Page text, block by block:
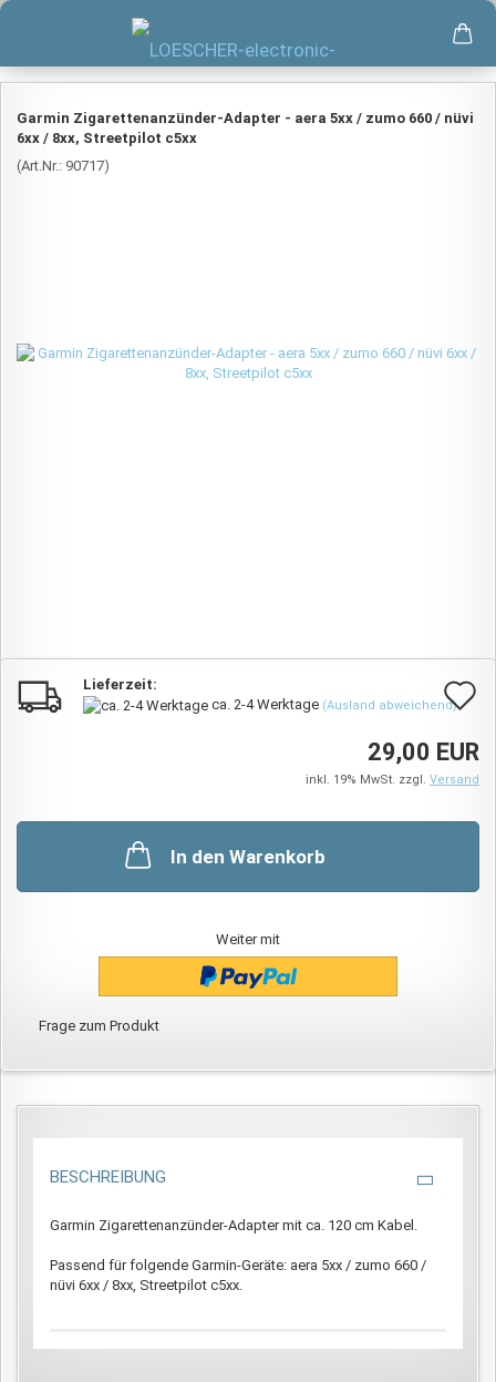
Garmin Zigarettenanzünder-Adapter - aera 5xx / zumo 660 / nüvi
6xx / 8xx, Streetpilot c5xx
(Art.Nr.: 90717)
Lieferzeit:
ca. 2-4 Werktage (Ausland abweichend)
29,00 EUR
inkl. 19% MwSt. zzgl. Versand
In den Warenkorb
Weiter mit
Frage zum Produkt
BESCHREIBUNG
Garmin Zigarettenanzünder-Adapter mit ca. 120 cm Kabel.
Passend für folgende Garmin-Geräte: aera 5xx / zumo 660 /
nüvi 6xx / 8xx, Streetpilot c5xx.